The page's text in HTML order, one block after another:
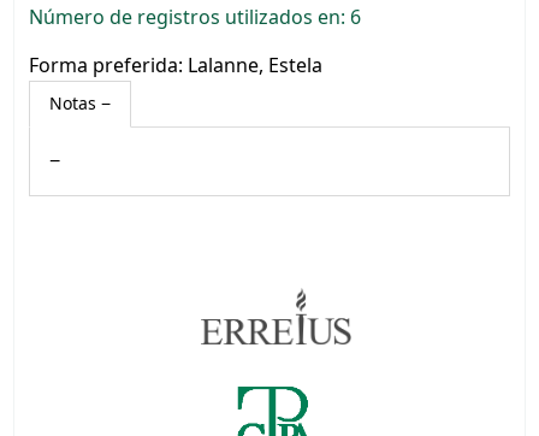
Número de registros utilizados en: 6
Forma preferida: Lalanne, Estela
Notas